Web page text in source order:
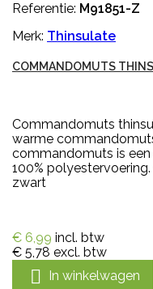
Referentie: M91851-Z
Merk: Thinsulate
COMMANDOMUTS
Commandomuts
warme
commandomuts is
100%
zwart
€ 6,99 incl. btw
€ 5,78 excl. btw
 In winkelwagen